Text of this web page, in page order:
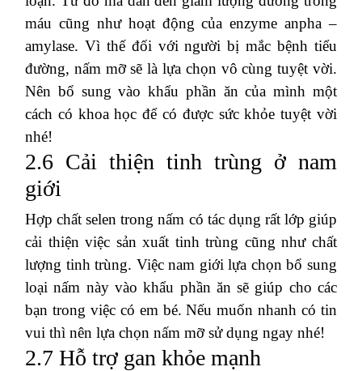
máu cũng như hoạt động của enzyme anpha –
amylase. Vì thế đối với người bị mắc bệnh tiểu
đường, nấm mỡ sẽ là lựa chọn vô cùng tuyệt vời.
Nên bổ sung vào khẩu phần ăn của mình một
cách có khoa học để có được sức khỏe tuyệt vời
nhé!
2.6 Cải thiện tinh trùng ở nam
giới
Hợp chất selen trong nấm có tác dụng rất lớp giúp
cải thiện việc sản xuất tinh trùng cũng như chất
lượng tinh trùng. Việc nam giới lựa chọn bổ sung
loại nấm này vào khẩu phần ăn sẽ giúp cho các
bạn trong việc có em bé. Nếu muốn nhanh có tin
vui thì nên lựa chọn nấm mỡ sử dụng ngay nhé!
2.7 Hỗ trợ gan khỏe mạnh